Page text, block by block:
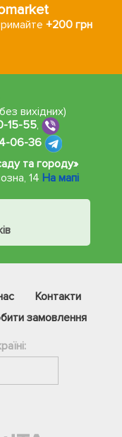
+200 грн
вихідних)
15-55,
06-36
та городу»
14 На мапі
Контакти
замовлення